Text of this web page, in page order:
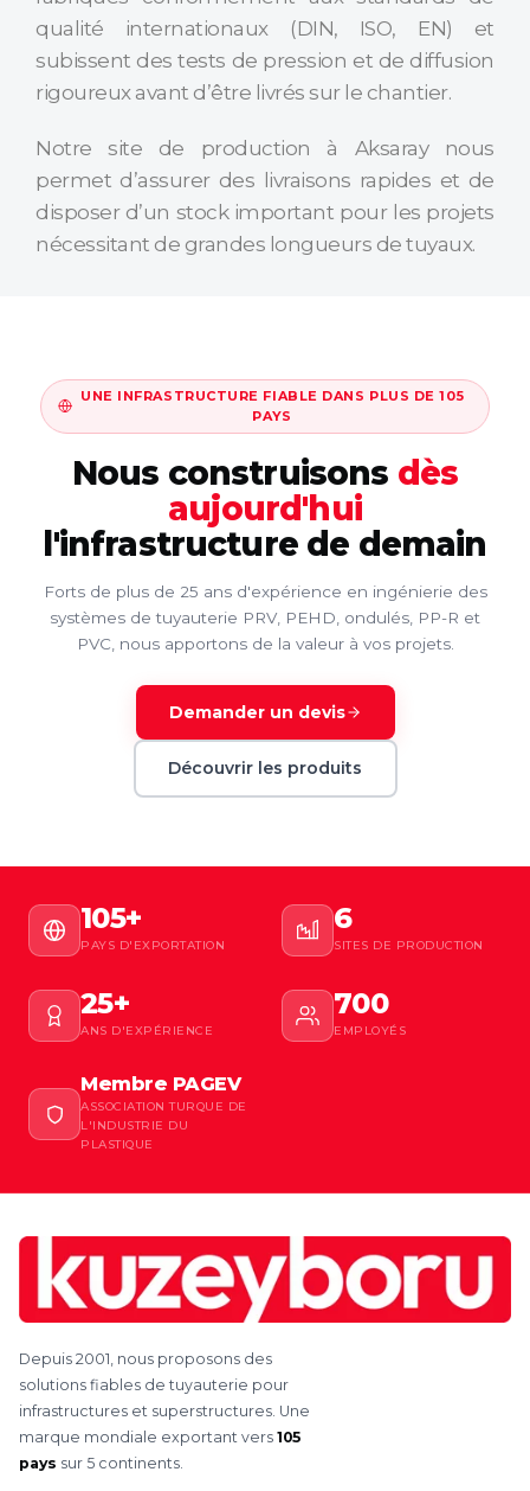
qualité internationaux (DIN, ISO, EN) et
subissent des tests de pression et de diffusion
rigoureux avant d’être livrés sur le chantier.
Notre site de production à Aksaray nous
permet d’assurer des livraisons rapides et de
disposer d’un stock important pour les projets
nécessitant de grandes longueurs de tuyaux.
UNE INFRASTRUCTURE FIABLE DANS PLUS DE 105
PAYS
Nous construisons dès
aujourd'hui
l'infrastructure de demain
Forts de plus de 25 ans d'expérience en ingénierie des
systèmes de tuyauterie PRV, PEHD, ondulés, PP-R et
PVC, nous apportons de la valeur à vos projets.
Demander un devis
Découvrir les produits
105+
PAYS D'EXPORTATION
6
SITES DE PRODUCTION
25+
ANS D'EXPÉRIENCE
700
EMPLOYÉS
Membre PAGEV
ASSOCIATION TURQUE DE
L'INDUSTRIE DU
PLASTIQUE
Depuis 2001, nous proposons des
solutions fiables de tuyauterie pour
infrastructures et superstructures. Une
marque mondiale exportant vers 105
pays sur 5 continents.